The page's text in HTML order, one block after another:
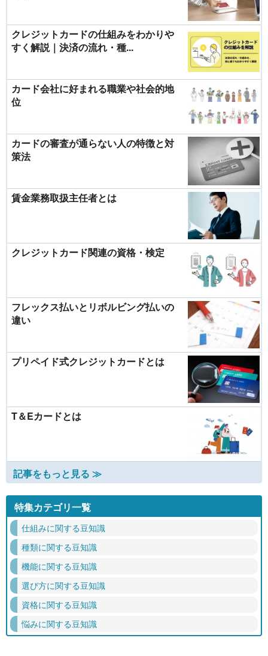
クレジットカードの仕組みをわかりや
すく解説｜決済の流れ・種...
カード会社に好まれる職業や社会的地
位
カードの審査が通らない人の特徴と対
策法
賃金業務取扱主任者とは
クレジットカード関連の資格・検定
フレックス払いとリボルビング払いの
違い
プリペイド式クレジットカードとは
T＆Eカードとは
記事をもっと見る ≫
特集カテゴリ一覧
仕組みに関する豆知識
種類に関する豆知識
機能に関する豆知識
選び方に関する豆知識
資格に関する豆知識
悩みに関する豆知識